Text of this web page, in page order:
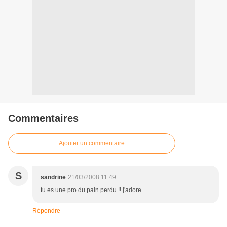
Commentaires
Ajouter un commentaire
S sandrine 21/03/2008 11:49
tu es une pro du pain perdu !! j'adore.
Répondre